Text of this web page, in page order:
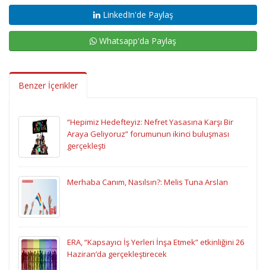
LinkedIn'de Paylaş
Whatsapp'da Paylaş
Benzer İçerikler
“Hepimiz Hedefteyiz: Nefret Yasasına Karşı Bir
Araya Geliyoruz” forumunun ikinci buluşması
gerçekleşti
Merhaba Canım, Nasılsın?: Melis Tuna Arslan
ERA, “Kapsayıcı İş Yerleri İnşa Etmek” etkinliğini 26
Haziran’da gerçekleştirecek